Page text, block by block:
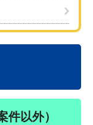
件以外）